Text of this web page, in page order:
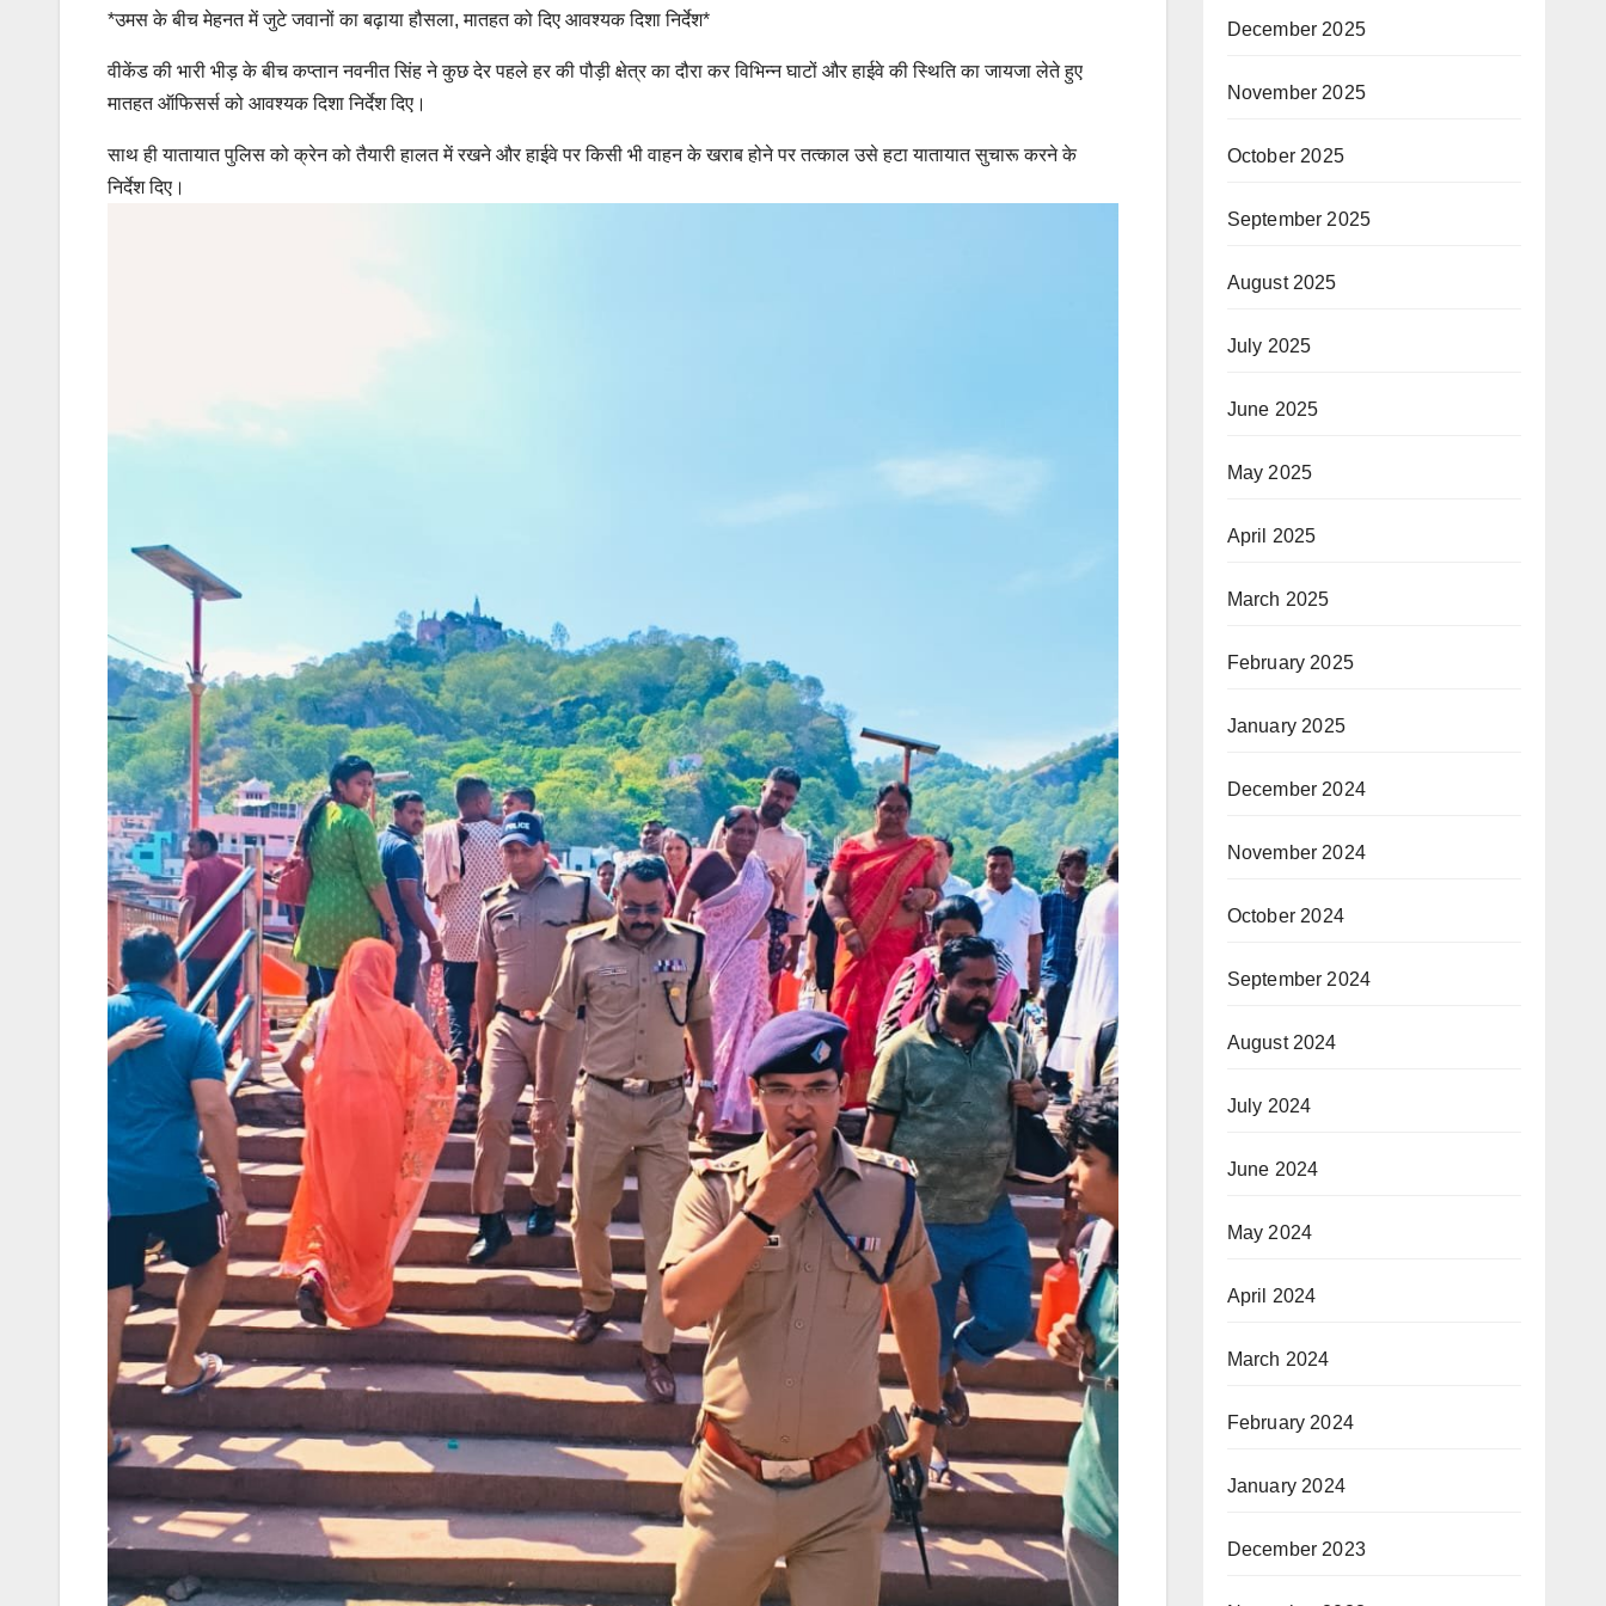
*उमस के बीच मेहनत में जुटे जवानों का बढ़ाया हौसला, मातहत को दिए आवश्यक दिशा निर्देश*
वीकेंड की भारी भीड़ के बीच कप्तान नवनीत सिंह ने कुछ देर पहले हर की पौड़ी क्षेत्र का दौरा कर विभिन्न घाटों और हाईवे की स्थिति का जायजा लेते हुए
मातहत ऑफिसर्स को आवश्यक दिशा निर्देश दिए।
साथ ही यातायात पुलिस को क्रेन को तैयारी हालत में रखने और हाईवे पर किसी भी वाहन के खराब होने पर तत्काल उसे हटा यातायात सुचारू करने के
निर्देश दिए।
December 2025
November 2025
October 2025
September 2025
August 2025
July 2025
June 2025
May 2025
April 2025
March 2025
February 2025
January 2025
December 2024
November 2024
October 2024
September 2024
August 2024
July 2024
June 2024
May 2024
April 2024
March 2024
February 2024
January 2024
December 2023